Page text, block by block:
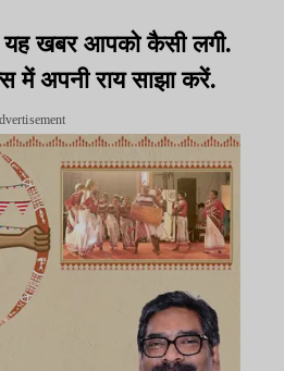
खबर आपको कैसी लगी.
में अपनी राय साझा करें.